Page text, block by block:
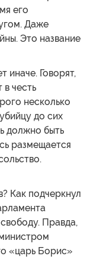
его
Даже
Это название
иначе. Говорят,
честь
несколько
до сих
должно быть
размещается
Как подчеркнул
Правда,
«царь Борис»